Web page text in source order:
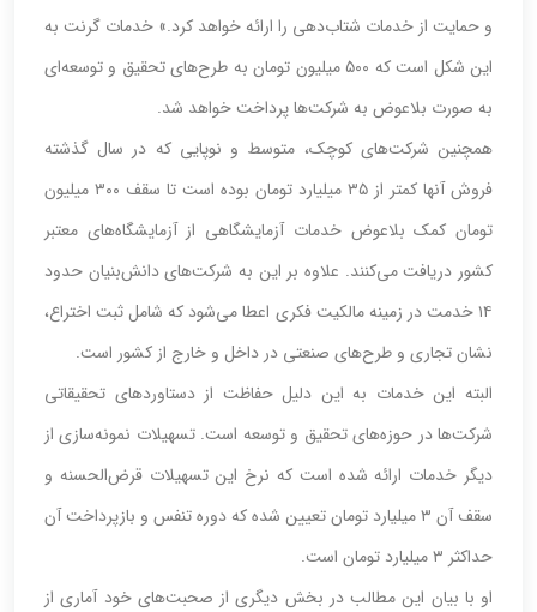
و حمایت از خدمات شتاب‌دهی را ارائه خواهد کرد.» خدمات گرنت به
این شکل است که ۵۰۰ میلیون تومان به طرح‌های تحقیق و توسعه‌ای
به صورت بلاعوض به شرکت‌ها پرداخت خواهد شد.
همچنین شرکت‌های کوچک، متوسط و نوپایی که در سال گذشته
فروش آنها کمتر از ۳۵ میلیارد تومان بوده است تا سقف ۳۰۰ میلیون
تومان کمک بلاعوض خدمات آزمایشگاهی از آزمایشگاه‌های معتبر
کشور دریافت می‌کنند. علاوه بر این به شرکت‌های دانش‌بنیان حدود
۱۴ خدمت در زمینه مالکیت فکری اعطا می‌شود که شامل ثبت اختراع،
نشان تجاری و طرح‌های صنعتی در داخل و خارج از کشور است.
البته این خدمات به این دلیل حفاظت از دستاوردهای تحقیقاتی
شرکت‌ها در حوزه‌های تحقیق و توسعه است. تسهیلات نمونه‌سازی از
دیگر خدمات ارائه شده است که نرخ این تسهیلات قرض‌الحسنه و
سقف آن ۳ میلیارد تومان تعیین شده که دوره تنفس و بازپرداخت آن
حداکثر ۳ میلیارد تومان است.
او با بیان این مطالب در بخش دیگری از صحبت‌های خود آماری از